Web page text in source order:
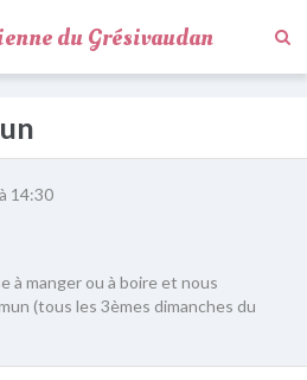
du Grésivaudan
à 14:30
à manger ou à boire et nous
(tous les 3èmes dimanches du